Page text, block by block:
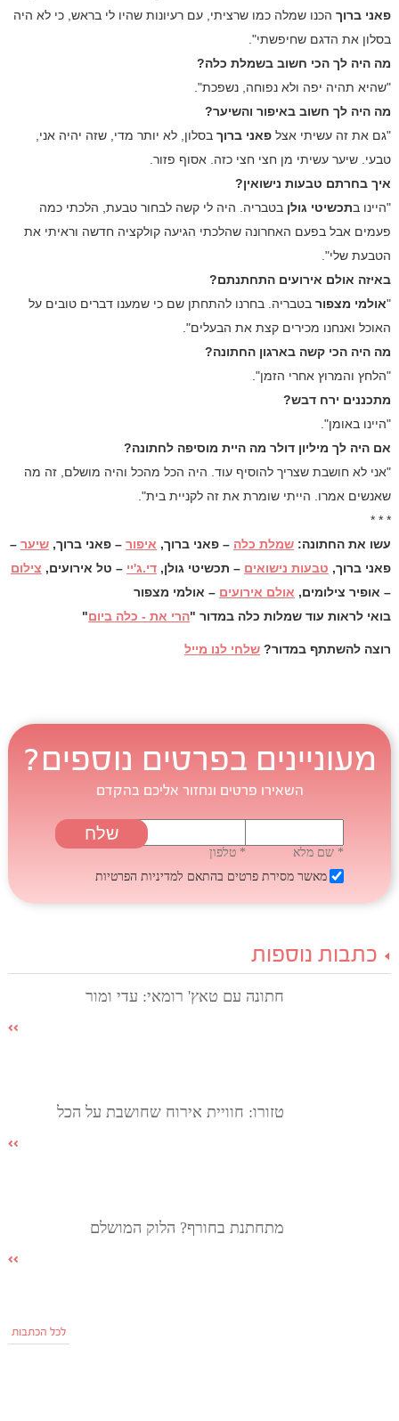
פאני ברוךהכנו שמלה כמו שרציתי, עם רעיונות שהיו לי בראש, כי לא היה
בסלון את הדגם שחיפשתי".
מה היה לך הכי חשוב בשמלת כלה?
"שהיא תהיה יפה ולא נפוחה, נשפכת".
מה היה לך חשוב באיפור והשיער?
"גם את זה עשיתי אצל פאני ברוךבסלון, לא יותר מדי, שזה יהיה אני,
טבעי. שיער עשיתי מן חצי חצי כזה. אסוף פזור.
איך בחרתם טבעות נישואין?
"היינו בתכשיטי גולן בטבריה. היה לי קשה לבחור טבעת, הלכתי כמה
פעמים אבל בפעם האחרונה שהלכתי הגיעה קולקציה חדשה וראיתי את
הטבעת שלי".
באיזה אולם אירועים התחתנתם?
"אולמי מצפורבטבריה. בחרנו להתחתן שם כי שמענו דברים טובים על
האוכל ואנחנו מכירים קצת את הבעלים".
מה היה הכי קשה בארגון החתונה?
"הלחץ והמרוץ אחרי הזמן".
מתכננים ירח דבש?
"היינו באומן".
אם היה לך מיליון דולר מה היית מוסיפה לחתונה?
"אני לא חושבת שצריך להוסיף עוד. היה הכל מהכל והיה מושלם, זה מה
שאנשים אמרו. הייתי שומרת את זה לקניית בית".
* * *
עשו את החתונה: שמלת כלה – פאני ברוך, איפור– פאני ברוך, שיער–
פאני ברוך, טבעות נישואים – תכשיטי גולן, די.ג'יי – טל אירועים, צילום
– אופיר צילומים, אולם אירועים – אולמי מצפור
בואי לראות עוד שמלות כלה במדור "הרי את - כלה ביום"
רוצה להשתתף במדור? שלחי לנו מייל
מעוניינים בפרטים נוספים?
השאירו פרטים ונחזור אליכם בהקדם
* שם מלא
* טלפון
מאשר מסירת פרטים בהתאם למדיניות הפרטיות
כתבות נוספות
חתונה עם טאץ' רומאי: עדי ומור
טזורו: חוויית אירוח שחושבת על הכל
מתחתנת בחורף? הלוק המושלם
לכל הכתבות